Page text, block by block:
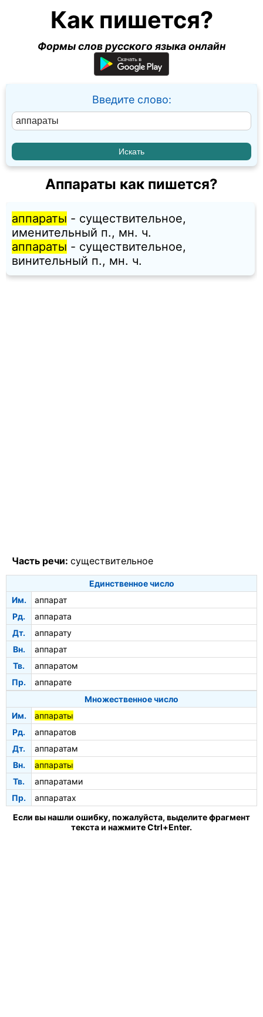
Как пишется?
Формы слов русского языка онлайн
Введите слово:
Аппараты как пишется?
аппараты - существительное,
именительный п., мн. ч.
аппараты - существительное,
винительный п., мн. ч.
Часть речи: существительное
Единственное число
Им.
аппарат
Рд.
аппарата
Дт.
аппарату
Вн.
аппарат
Тв.
аппаратом
Пр.
аппарате
Множественное число
Им.
аппараты
Рд.
аппаратов
Дт.
аппаратам
Вн.
аппараты
Тв.
аппаратами
Пр.
аппаратах
Если вы нашли ошибку, пожалуйста, выделите фрагмент
текста и нажмите Ctrl+Enter.